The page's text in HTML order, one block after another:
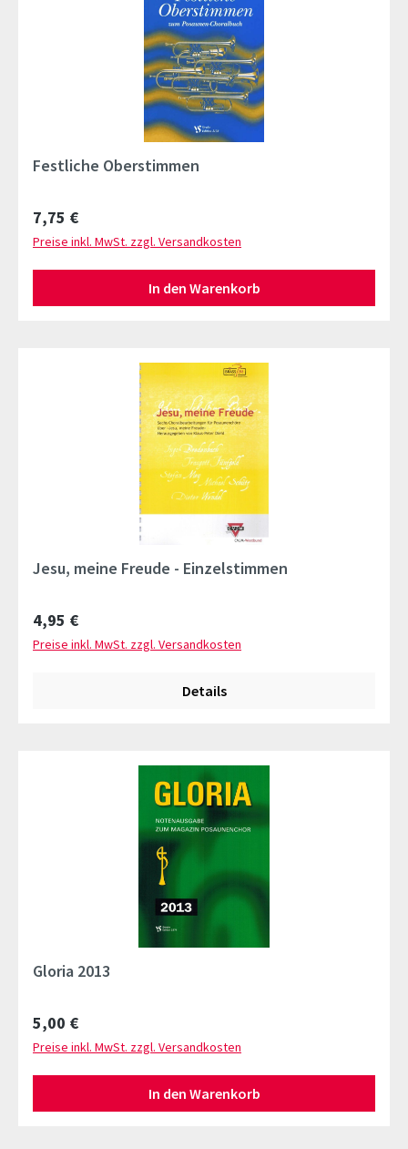
Festliche Oberstimmen
Regulärer Preis:
7,75 €
Preise inkl. MwSt. zzgl. Versandkosten
In den Warenkorb
Jesu, meine Freude - Einzelstimmen
Regulärer Preis:
4,95 €
Preise inkl. MwSt. zzgl. Versandkosten
Details
Gloria 2013
Regulärer Preis:
5,00 €
Preise inkl. MwSt. zzgl. Versandkosten
In den Warenkorb